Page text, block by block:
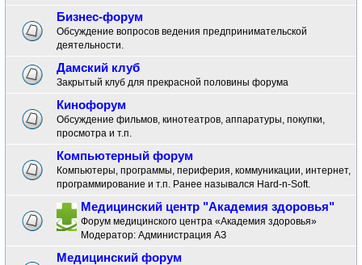
Бизнес-форум
Обсуждение вопросов ведения предпринимательской
деятельности.
Дамский клуб
Закрытый клуб для прекрасной половины форума
Кинофорум
Обсуждение фильмов, кинотеатров, аппаратуры, покупки,
просмотра и т.п.
Компьютерный форум
Компьютеры, программы, периферия, коммуникации, интернет,
программирование и т.п. Ранее назывался Hard-n-Soft.
Медицинский центр "Академия здоровья"
Форум медицинского центра «Академия здоровья»
Модератор: Администрация АЗ
Медицинский форум